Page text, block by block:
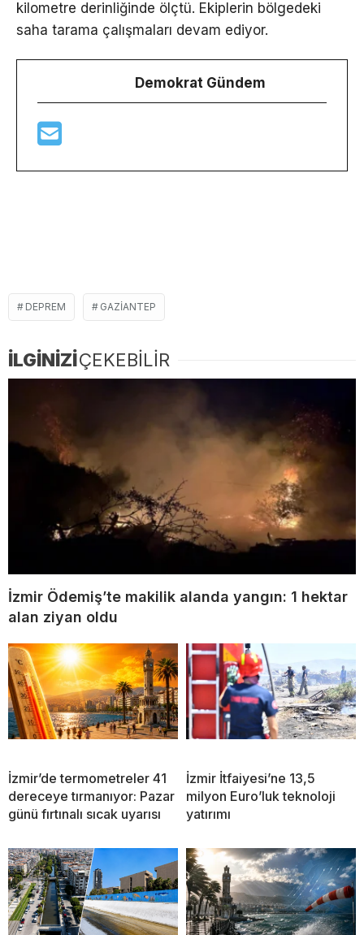
kilometre derinliğinde ölçtü. Ekiplerin bölgedeki
saha tarama çalışmaları devam ediyor.
Demokrat Gündem
DEPREM GAZIANTEP
İLGİNİZİÇEKEBİLİR
İzmir Ödemiş’te makilik alanda yangın: 1 hektar
alan ziyan oldu
İzmir’de termometreler 41
dereceye tırmanıyor: Pazar
günü fırtınalı sıcak uyarısı
İzmir İtfaiyesi’ne 13,5
milyon Euro’luk teknoloji
yatırımı